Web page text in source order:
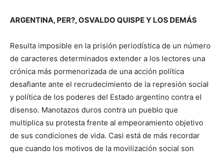
ARGENTINA, PER?, OSVALDO QUISPE Y LOS DEMÁS
Resulta imposible en la prisión periodística de un número
de caracteres determinados extender a los lectores una
crónica más pormenorizada de una acción política
desafiante ante el recrudecimiento de la represión social
y política de los poderes del Estado argentino contra el
disenso. Manotazos duros contra un pueblo que
multiplica su protesta frente al empeoramiento objetivo
de sus condiciones de vida. Casi está de más recordar
que cuando los motivos de la movilización social son